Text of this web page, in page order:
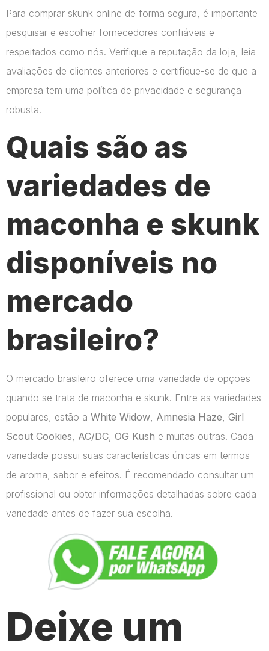
Para comprar skunk online de forma segura, é importante
pesquisar e escolher fornecedores confiáveis e
respeitados como nós. Verifique a reputação da loja, leia
avaliações de clientes anteriores e certifique-se de que a
empresa tem uma política de privacidade e segurança
robusta.
Quais são as
variedades de
maconha e skunk
disponíveis no
mercado
brasileiro?
O mercado brasileiro oferece uma variedade de opções
quando se trata de maconha e skunk. Entre as variedades
populares, estão a White Widow Amnesia Haze Girl
Scout Cookies AC/DC OG Kush e muitas outras. Cada
variedade possui suas características únicas em termos
de aroma, sabor e efeitos. É recomendado consultar um
profissional ou obter informações detalhadas sobre cada
variedade antes de fazer sua escolha.
Deixe um